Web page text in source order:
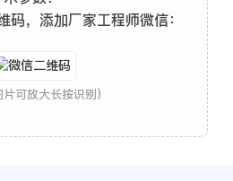
码，添加厂家工程师微信：
可放大长按识别)